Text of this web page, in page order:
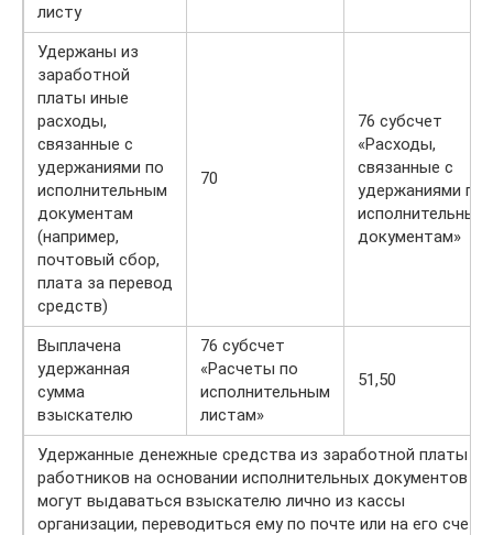
листу
Удержаны из
заработной
платы иные
расходы,
связанные с
удержаниями по
исполнительным
документам
(например,
почтовый сбор,
плата за перевод
средств)
70
76 субсчет
«Расходы,
связанные с
удержаниями по
исполнительным
документам»
Выплачена
удержанная
сумма
взыскателю
76 субсчет
«Расчеты по
исполнительным
листам»
51,50
Удержанные денежные средства из заработной платы
работников на основании исполнительных документов
могут выдаваться взыскателю лично из кассы
организации, переводиться ему по почте или на его счет